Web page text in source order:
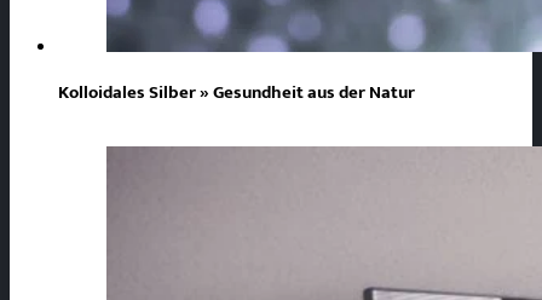
Kolloidales Silber » Gesundheit aus der Natur